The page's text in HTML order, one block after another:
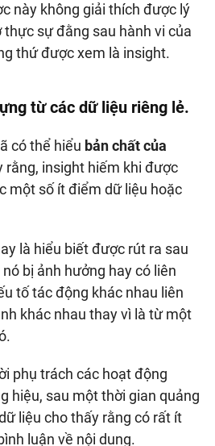
này không giải thích được lý
sự đằng sau hành vi của
thứ được xem là insight.
từ các dữ liệu riêng lẻ.
có thể hiểu bản chất của
rằng, insight hiếm khi được
một số ít điểm dữ liệu hoặc
là hiểu biết được rút ra sau
bị ảnh hưởng hay có liên
tố tác động khác nhau liên
khác nhau thay vì là từ một
phụ trách các hoạt động
hiệu, sau một thời gian quảng
liệu cho thấy rằng có rất ít
luận về nội dung.